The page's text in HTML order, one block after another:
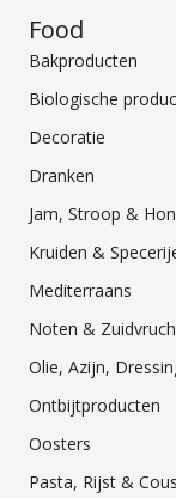
Food
Bakproducten
Biologische
Decoratie
Dranken
Jam, Stroop &
Kruiden &
Mediterraans
Noten &
Olie, Azijn,
Ontbijtproducten
Oosters
Pasta, Rijst &